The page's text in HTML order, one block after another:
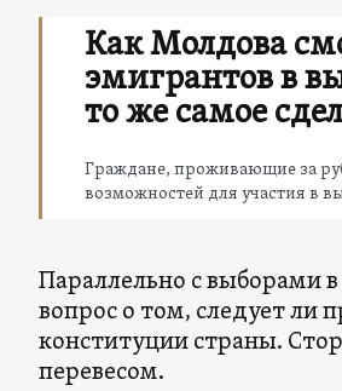
Как Молдова
эмигрантов в
то же самое
Граждане, проживающие за
возможностей для участия в
Параллельно с выборами
вопрос о том, следует ли
конституции страны.
перевесом.